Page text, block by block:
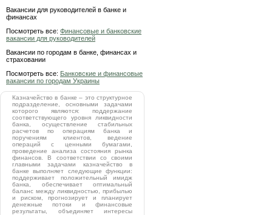
Вакансии для руководителей в банке и
финансах
Посмотреть все: Финансовые и банковские
вакансии для руководителей
Вакансии по городам в банке, финансах и
страховании
Посмотреть все: Банковские и финансовые
вакансии по городам Украины
Казначейство в банке – это структурное
подразделение, основными задачами
которого являются: поддержание
соответствующего уровня ликвидности
банка, осуществление стабильных
расчетов по операциям банка и
поручениям клиентов, ведение
операций с ценными бумагами,
проведение анализа состояния рынка
финансов. В соответствии со своими
главными задачами казначейство в
банке выполняет следующие функции:
поддерживает положительный имидж
банка, обеспечивает оптимальный
баланс между ликвидностью, прибылью
и риском, прогнозирует и планирует
денежные потоки и финансовые
результаты, объединяет интересы